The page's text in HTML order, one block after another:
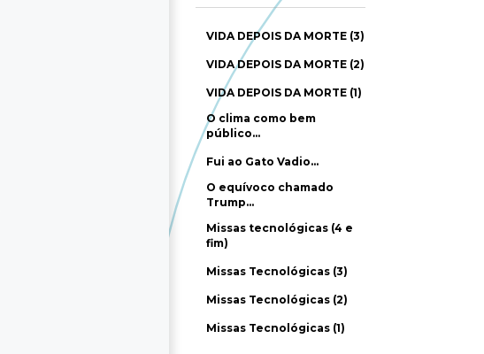
VIDA DEPOIS DA MORTE (3)
VIDA DEPOIS DA MORTE (2)
VIDA DEPOIS DA MORTE (1)
O clima como bem
público…
Fui ao Gato Vadio…
O equívoco chamado
Trump…
Missas tecnológicas (4 e
fim)
Missas Tecnológicas (3)
Missas Tecnológicas (2)
Missas Tecnológicas (1)